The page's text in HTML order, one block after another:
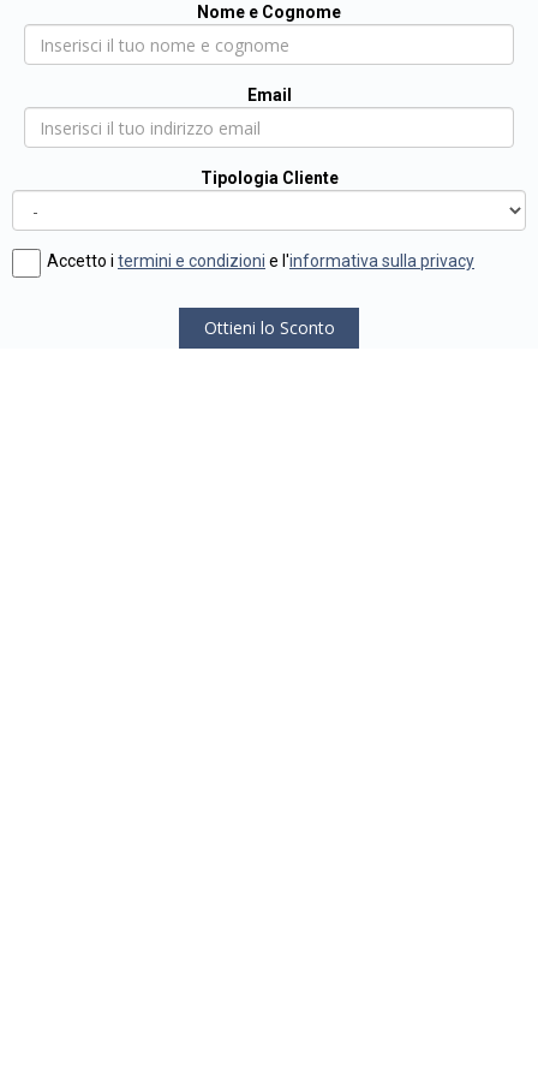
Nome e Cognome
Email
Tipologia Cliente
Accetto i termini e condizioni e l'informativa sulla privacy
Ottieni lo Sconto